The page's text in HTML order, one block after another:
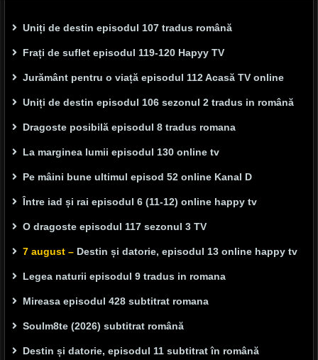
Uniți de destin episodul 107 tradus română
Frați de suflet episodul 119-120 Hapyy TV
Jurământ pentru o viață episodul 112 Acasă TV online
Uniți de destin episodul 106 sezonul 2 tradus in română
Dragoste posibilă episodul 8 tradus romana
La marginea lumii episodul 130 online tv
Pe mâini bune ultimul episod 52 online Kanal D
Între iad și rai episodul 6 (11-12) online happy tv
O dragoste episodul 117 sezonul 3 TV
7 august – Destin și datorie, episodul 13 online happy tv
Legea naturii episodul 9 tradus in romana
Mireasa episodul 428 subtitrat romana
Soulm8te (2026) subtitrat română
Destin și datorie, episodul 11 subtitrat în română